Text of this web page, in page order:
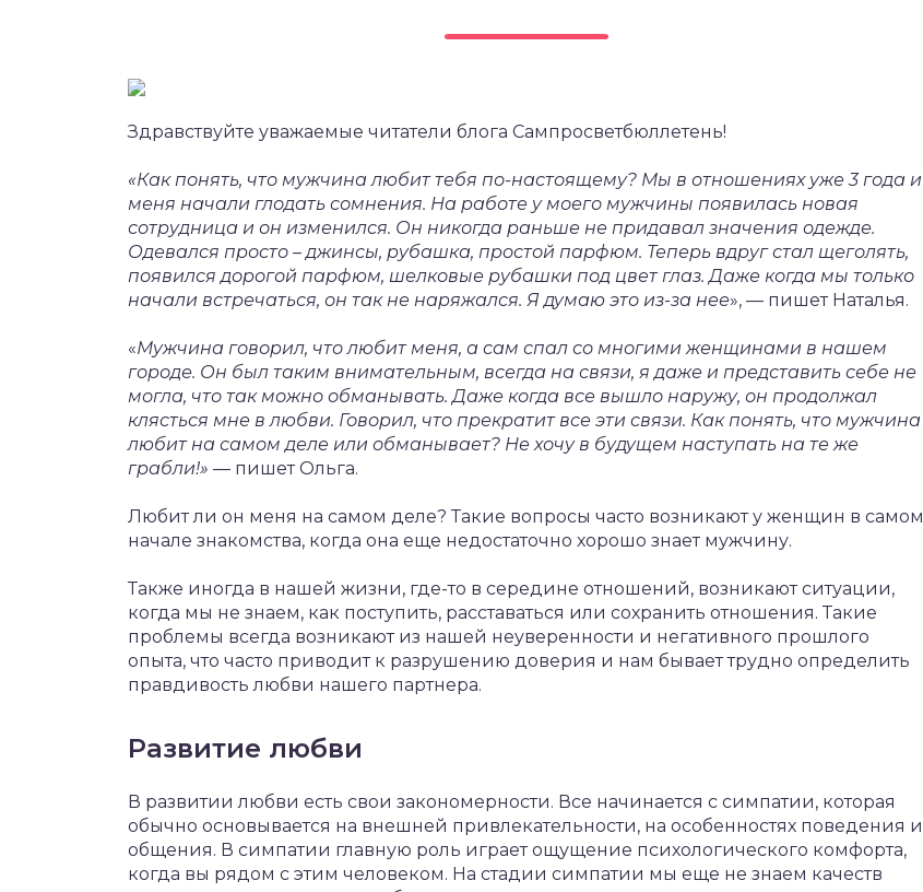
Здравствуйте уважаемые читатели блога Сампросветбюллетень!
«Как понять, что мужчина любит тебя по-настоящему? Мы в отношениях уже 3 года и
меня начали глодать сомнения. На работе у моего мужчины появилась новая
сотрудница и он изменился. Он никогда раньше не придавал значения одежде.
Одевался просто – джинсы, рубашка, простой парфюм. Теперь вдруг стал щеголять,
появился дорогой парфюм, шелковые рубашки под цвет глаз. Даже когда мы только
начали встречаться, он так не наряжался. Я думаю это из-за нее», — пишет Наталья.
«Мужчина говорил, что любит меня, а сам спал со многими женщинами в нашем
городе. Он был таким внимательным, всегда на связи, я даже и представить себе не
могла, что так можно обманывать. Даже когда все вышло наружу, он продолжал
клясться мне в любви. Говорил, что прекратит все эти связи. Как понять, что мужчина
любит на самом деле или обманывает? Не хочу в будущем наступать на те же
грабли!» — пишет Ольга.
Любит ли он меня на самом деле? Такие вопросы часто возникают у женщин в самом
начале знакомства, когда она еще недостаточно хорошо знает мужчину.
Также иногда в нашей жизни, где-то в середине отношений, возникают ситуации,
когда мы не знаем, как поступить, расставаться или сохранить отношения. Такие
проблемы всегда возникают из нашей неуверенности и негативного прошлого
опыта, что часто приводит к разрушению доверия и нам бывает трудно определить
правдивость любви нашего партнера.
Развитие любви
В развитии любви есть свои закономерности. Все начинается с симпатии, которая
обычно основывается на внешней привлекательности, на особенностях поведения и
общения. В симпатии главную роль играет ощущение психологического комфорта,
когда вы рядом с этим человеком. На стадии симпатии мы еще не знаем качеств